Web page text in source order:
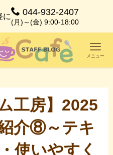
に 044-932-2407
(月)～(金) 9:00-18:00
メニュー
工房】2025
介⑧～テキ
使いやすく